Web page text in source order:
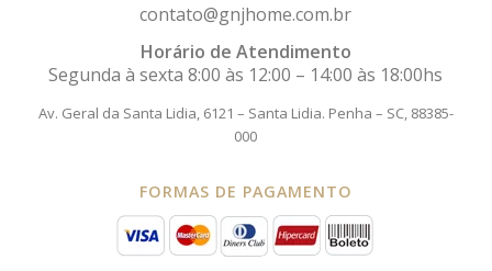
contato@gnjhome.com.br
Horário de Atendimento
Segunda à sexta 8:00 às 12:00 – 14:00 às 18:00hs
Av. Geral da Santa Lidia, 6121 – Santa Lidia. Penha – SC, 88385-
000
FORMAS DE PAGAMENTO